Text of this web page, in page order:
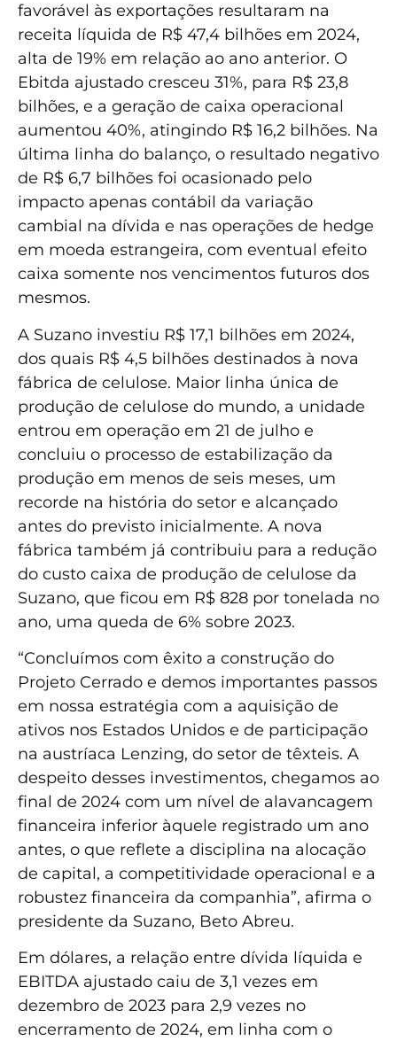
favorável às exportações resultaram na
receita líquida de R$ 47,4 bilhões em 2024,
alta de 19% em relação ao ano anterior. O
Ebitda ajustado cresceu 31%, para R$ 23,8
bilhões, e a geração de caixa operacional
aumentou 40%, atingindo R$ 16,2 bilhões. Na
última linha do balanço, o resultado negativo
de R$ 6,7 bilhões foi ocasionado pelo
impacto apenas contábil da variação
cambial na dívida e nas operações de hedge
em moeda estrangeira, com eventual efeito
caixa somente nos vencimentos futuros dos
mesmos.
A Suzano investiu R$ 17,1 bilhões em 2024,
dos quais R$ 4,5 bilhões destinados à nova
fábrica de celulose. Maior linha única de
produção de celulose do mundo, a unidade
entrou em operação em 21 de julho e
concluiu o processo de estabilização da
produção em menos de seis meses, um
recorde na história do setor e alcançado
antes do previsto inicialmente. A nova
fábrica também já contribuiu para a redução
do custo caixa de produção de celulose da
Suzano, que ficou em R$ 828 por tonelada no
ano, uma queda de 6% sobre 2023.
“Concluímos com êxito a construção do
Projeto Cerrado e demos importantes passos
em nossa estratégia com a aquisição de
ativos nos Estados Unidos e de participação
na austríaca Lenzing, do setor de têxteis. A
despeito desses investimentos, chegamos ao
final de 2024 com um nível de alavancagem
financeira inferior àquele registrado um ano
antes, o que reflete a disciplina na alocação
de capital, a competitividade operacional e a
robustez financeira da companhia”, afirma o
presidente da Suzano, Beto Abreu.
Em dólares, a relação entre dívida líquida e
EBITDA ajustado caiu de 3,1 vezes em
dezembro de 2023 para 2,9 vezes no
encerramento de 2024, em linha com o